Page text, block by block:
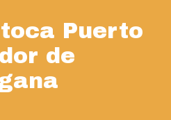
Puerto
de